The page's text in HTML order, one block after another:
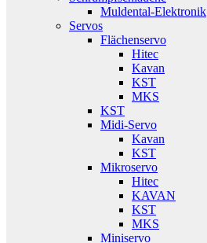
Muldental-Elektronik
Servos
Flächenservo
Hitec
Kavan
KST
MKS
KST
Midi-Servo
Kavan
KST
Mikroservo
Hitec
KAVAN
KST
MKS
Miniservo